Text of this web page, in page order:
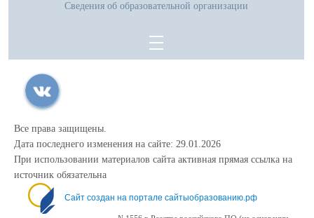
Сведения об образовательной организации
Все права защищены.
Дата последнего изменения на сайте: 29.01.2026
При использовании материалов сайта активная прямая ссылка на
источник обязательна
Сайт создан на портале сайтыобразованию.рф